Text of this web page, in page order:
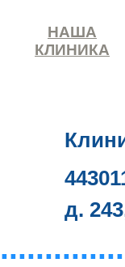
НАША
КЛИНИКА
д.